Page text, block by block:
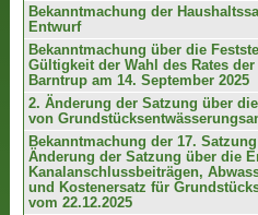
Bekanntmachung der
Entwurf
Bekanntmachung über die
Gültigkeit der Wahl des Rates der
Barntrup am 14. September 2025
2. Änderung der Satzung über
von
Bekanntmachung der 17.
Änderung der Satzung über die
Kanalanschlussbeiträgen,
und Kostenersatz für
vom 22.12.2025